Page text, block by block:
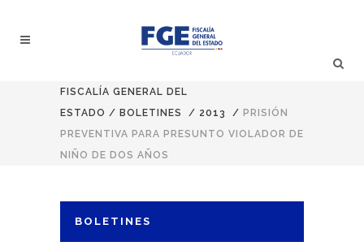
FISCALÍA GENERAL DEL
ESTADO / BOLETINES / 2013 / PRISIÓN
PREVENTIVA PARA PRESUNTO VIOLADOR DE
NIÑO DE DOS AÑOS
BOLETINES